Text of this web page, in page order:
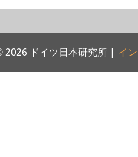
2026 ドイツ日本研究所 | イ